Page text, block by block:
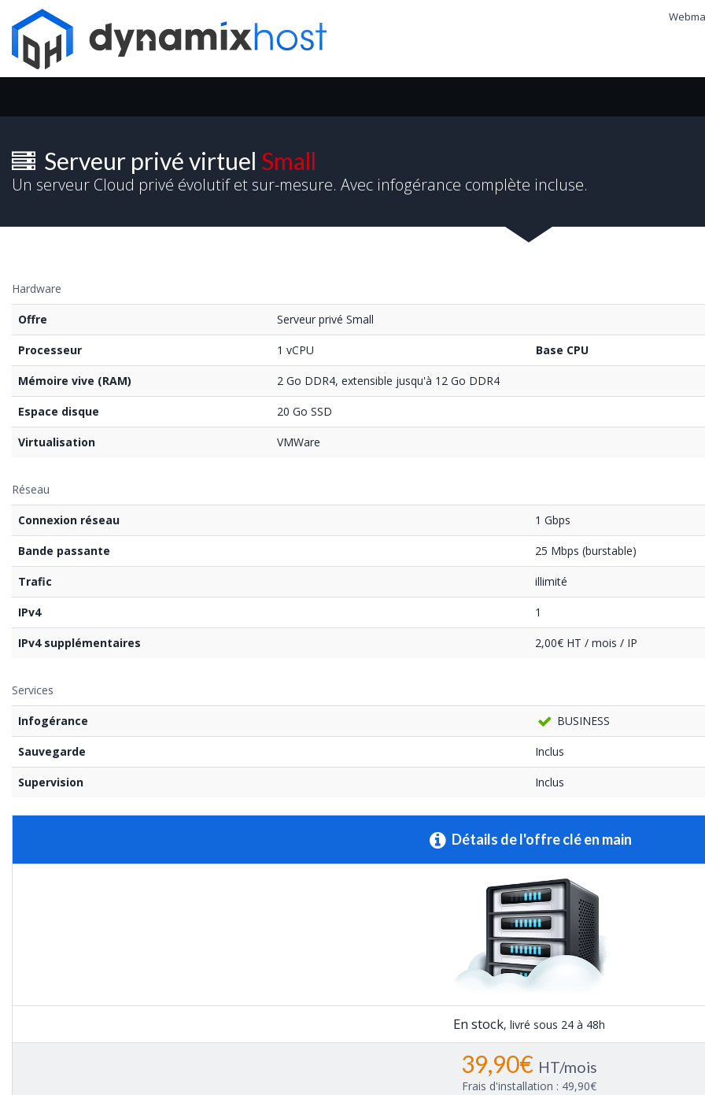
Serveur privé virtuel Small
Un serveur Cloud privé évolutif et sur-mesure. Avec infogérance complète incluse.
Hardware
Offre Serveur privé Small
Processeur 1 vCPU Base CPU
Mémoire vive (RAM) 2 Go DDR4, extensible jusqu'à 12 Go DDR4
Espace disque 20 Go SSD
Virtualisation VMWare
Réseau
Connexion réseau 1 Gbps
Bande passante 25 Mbps (burstable)
Trafic illimité
IPv4 1
IPv4 supplémentaires 2,00€ HT / mois / IP
Services
Infogérance BUSINESS
Sauvegarde Inclus
Supervision Inclus
Détails de l'offre clé en main
En stock, livré sous 24 à 48h
39,90€ HT/mois
Frais d'installation : 49,90€